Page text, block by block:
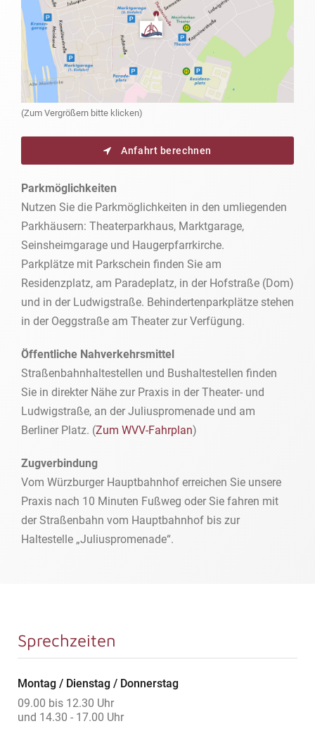
(Zum Vergrößern bitte klicken)
Anfahrt berechnen
Parkmöglichkeiten
Nutzen Sie die Parkmöglichkeiten in den umliegenden
Parkhäusern: Theaterparkhaus, Marktgarage,
Seinsheimgarage und Haugerpfarrkirche.
Parkplätze mit Parkschein finden Sie am
Residenzplatz, am Paradeplatz, in der Hofstraße (Dom)
und in der Ludwigstraße. Behindertenparkplätze stehen
in der Oeggstraße am Theater zur Verfügung.
Öffentliche Nahverkehrsmittel
Straßenbahnhaltestellen und Bushaltestellen finden
Sie in direkter Nähe zur Praxis in der Theater- und
Ludwigstraße, an der Juliuspromenade und am
Berliner Platz. (Zum WVV-Fahrplan)
Zugverbindung
Vom Würzburger Hauptbahnhof erreichen Sie unsere
Praxis nach 10 Minuten Fußweg oder Sie fahren mit
der Straßenbahn vom Hauptbahnhof bis zur
Haltestelle „Juliuspromenade“.
Sprechzeiten
Montag / Dienstag / Donnerstag
09.00 bis 12.30 Uhr
und 14.30 - 17.00 Uhr